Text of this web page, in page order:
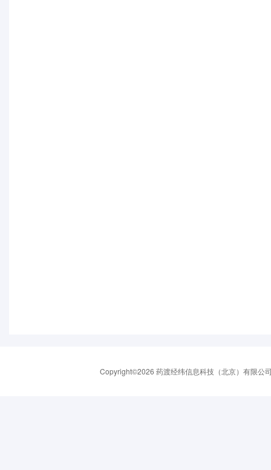
Copyright©2026 药渡经纬信息科技（北京）有限公